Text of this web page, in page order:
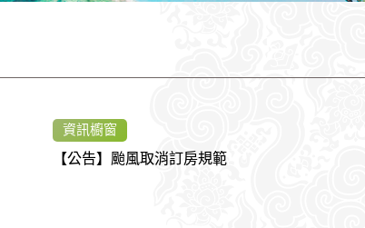
資訊櫥窗
【公告】颱風取消訂房規範